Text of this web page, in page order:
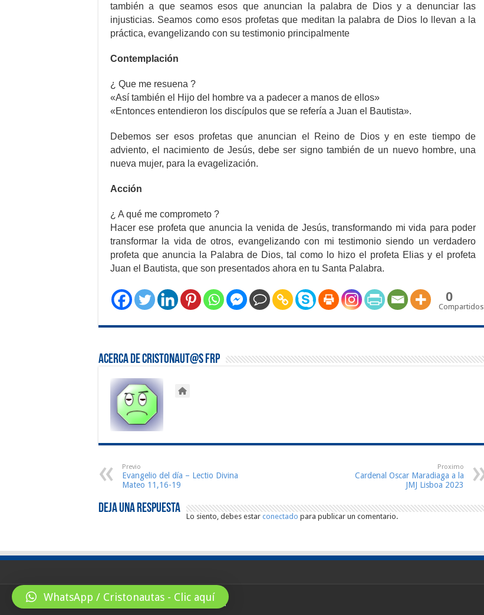
también a que seamos esos que anuncian la palabra de Dios y a denunciar las
injusticias. Seamos como esos profetas que meditan la palabra de Dios lo llevan a la
práctica, evangelizando con su testimonio principalmente
Contemplación
¿ Que me resuena ?
«Así también el Hijo del hombre va a padecer a manos de ellos»
«Entonces entendieron los discípulos que se refería a Juan el Bautista».
Debemos ser esos profetas que anuncian el Reino de Dios y en este tiempo de
adviento, el nacimiento de Jesús, debe ser signo también de un nuevo hombre, una
nueva mujer, para la evagelización.
Acción
¿ A qué me comprometo ?
Hacer ese profeta que anuncia la venida de Jesús, transformando mi vida para poder
transformar la vida de otros, evangelizando con mi testimonio siendo un verdadero
profeta que anuncia la Palabra de Dios, tal como lo hizo el profeta Elias y el profeta
Juan el Bautista, que son presentados ahora en tu Santa Palabra.
0
Compartidos
Acerca de Cristonaut@s FRP
Previo
Evangelio del día – Lectio Divina
Mateo 11,16-19
Proximo
Cardenal Oscar Maradiaga a la
JMJ Lisboa 2023
Deja una respuesta
Lo siento, debes estar conectado para publicar un comentario.
© Copyright 2026, All Rights Reserved
WhatsApp / Cristonautas - Clic aquí